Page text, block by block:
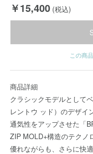
￥15,400 (税込)
この商
商品詳細
クラシックモデルとして
レントウ ッド）のデザイ
通気性をアップさせた「
ZIP MOLD+構造のテクノ
優れながらも、さらに快